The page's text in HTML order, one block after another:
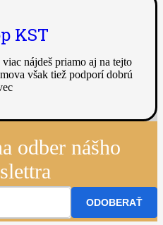
KST
nájdeš priamo aj na tejto
však tiež podporí dobrú
odber nášho
ODOBERAŤ